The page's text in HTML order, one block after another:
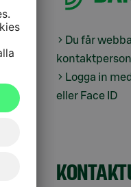
Du får
kontaktperson
Logga in
eller Face ID